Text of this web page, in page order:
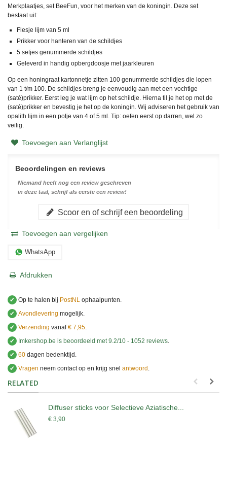
Merkplaatjes, set BeeFun, voor het merken van de koningin. Deze set
bestaat uit:
Flesje lijm van 5 ml
Prikker voor hanteren van de schildjes
5 setjes genummerde schildjes
Geleverd in handig opbergdoosje met jaarkleuren
Op een honingraat kartonnetje zitten 100 genummerde schildjes die lopen
van 1 t/m 100. De schildjes breng je eenvoudig aan met een vochtige
(saté)prikker. Eerst leg je wat lijm op het schildje. Hierna til je het op met de
(saté)prikker en bevestig je het op de koningin. Wij adviseren het gebruik van
opalith lijm in een potje van 4 of 5 ml. Tip: oefen eerst op darren, wel zo
veilig.
Toevoegen aan Verlanglijst
Beoordelingen en reviews
Niemand heeft nog een review geschreven
in deze taal, schrijf als eerste een review!
Scoor en of schrijf een beoordeling
Toevoegen aan vergelijken
WhatsApp
Afdrukken
✔ Op te halen bij PostNL ophaalpunten.
✔ Avondlevering mogelijk.
✔ Verzending vanaf€ 7,95
✔
Imkershop.be is beoordeeld met 9.2/10 - 1052 reviews
✔ 60 dagen bedenktijd.
✔ Vragen neem contact op en krijg snel antwoord
RELATED
Diffuser sticks voor Selectieve Aziatische...
€ 3,90